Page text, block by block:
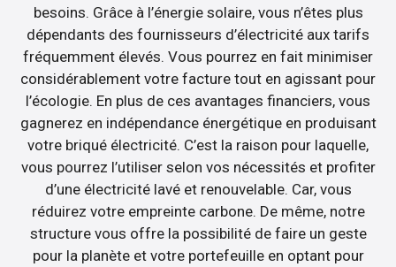
besoins. Grâce à l’énergie solaire, vous n’êtes plus
dépendants des fournisseurs d’électricité aux tarifs
fréquemment élevés. Vous pourrez en fait minimiser
considérablement votre facture tout en agissant pour
l’écologie. En plus de ces avantages financiers, vous
gagnerez en indépendance énergétique en produisant
votre briqué électricité. C’est la raison pour laquelle,
vous pourrez l’utiliser selon vos nécessités et profiter
d’une électricité lavé et renouvelable. Car, vous
réduirez votre empreinte carbone. De même, notre
structure vous offre la possibilité de faire un geste
pour la planète et votre portefeuille en optant pour